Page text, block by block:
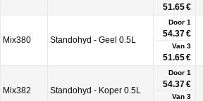
51.65 €
Mix380 Standohyd - Geel 0.5L
Door 1
54.37 €
Van 3
51.65 €
Mix382 Standohyd - Koper 0.5L
Door 1
54.37 €
Van 3